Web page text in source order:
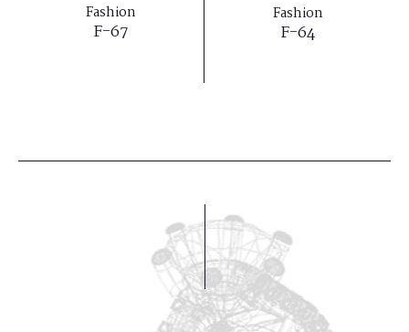
Fashion
F-67
Fashion
F-64